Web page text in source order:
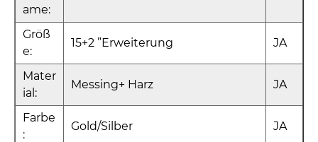
ame:
Größ
e:
15+2 ”Erweiterung JA
Mater
ial:
Messing+ Harz JA
Farbe
:
Gold/Silber JA